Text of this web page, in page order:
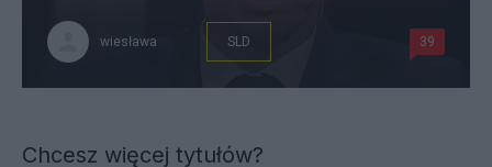
wiesława SLD 39
Chcesz więcej tytułów?